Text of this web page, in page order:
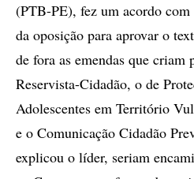
(PTB-PE), fez um acordo com
da oposição para aprovar o
de fora as emendas que criam
Reservista-Cidadão, o de
Adolescentes em Território
e o Comunicação Cidadão
explicou o líder, seriam